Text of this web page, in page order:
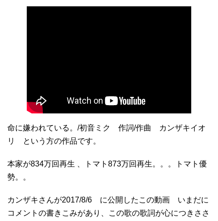
命に嫌われている。/初音ミク 作詞/作曲 カンザキイオ
リ という方の作品です。
本家が834万回再生 、トマト873万回再生。。。トマト優
勢。。
カンザキさんが2017/8/6 に公開したこの動画 いまだに
コメントの書きこみがあり、この歌の歌詞が心につきささ